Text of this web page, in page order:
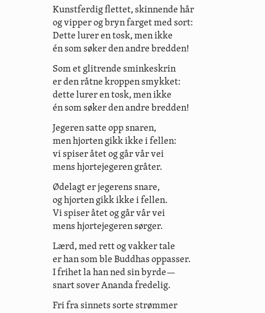
Kunstferdig flettet, skinnende hår
og vipper og bryn farget med sort:
Dette lurer en tosk, men ikke
én som søker den andre bredden!
Som et glitrende sminkeskrin
er den råtne kroppen smykket:
dette lurer en tosk, men ikke
én som søker den andre bredden!
Jegeren satte opp snaren,
men hjorten gikk ikke i fellen:
vi spiser åtet og går vår vei
mens hjortejegeren gråter.
Ødelagt er jegerens snare,
og hjorten gikk ikke i fellen.
Vi spiser åtet og går vår vei
mens hjortejegeren sørger.
Lærd, med rett og vakker tale
er han som ble Buddhas oppasser.
I frihet la han ned sin byrde—
snart sover Ananda fredelig.
Fri fra sinnets sorte strømmer